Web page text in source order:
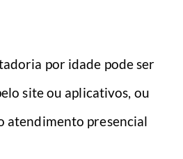
por idade pode ser
site ou aplicativos, ou
atendimento presencial